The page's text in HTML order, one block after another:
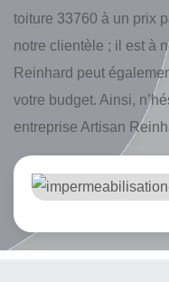
toiture 33760 à un prix
notre clientèle ; il est à
Reinhard peut
votre budget. Ainsi,
entreprise Artisan